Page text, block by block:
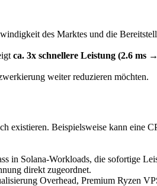
des Marktes und die
ca. 3x schnellere Leistung (2.6 ms
weiter reduzieren möchten.
Beispielsweise kann eine
in Solana-Workloads, die sofortige
direkt zugeordnet.
Overhead, Premium Ryzen